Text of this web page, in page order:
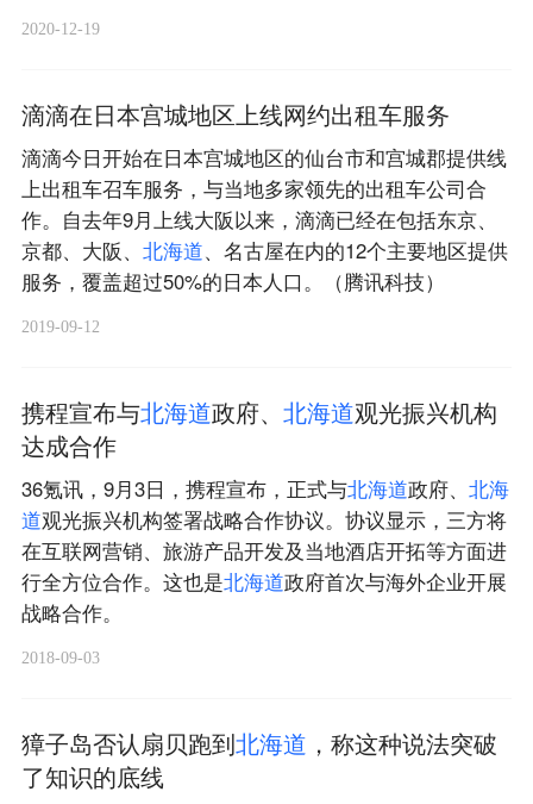
2020-12-19
滴滴在日本宫城地区上线网约出租车服务
滴滴今日开始在日本宫城地区的仙台市和宫城郡提供线
上出租车召车服务，与当地多家领先的出租车公司合
作。自去年9月上线大阪以来，滴滴已经在包括东京、
京都、大阪、 北海道、名古屋在内的12个主要地区提供
服务，覆盖超过50%的日本人口。（腾讯科技）
2019-09-12
携程宣布与北海道政府、 北海道观光振兴机构
达成合作
36氪讯，9月3日，携程宣布，正式与北海道政府、 北海
道观光振兴机构签署战略合作协议。协议显示，三方将
在互联网营销、旅游产品开发及当地酒店开拓等方面进
行全方位合作。这也是北海道政府首次与海外企业开展
战略合作。
2018-09-03
獐子岛否认扇贝跑到北海道 ，称这种说法突破
了知识的底线